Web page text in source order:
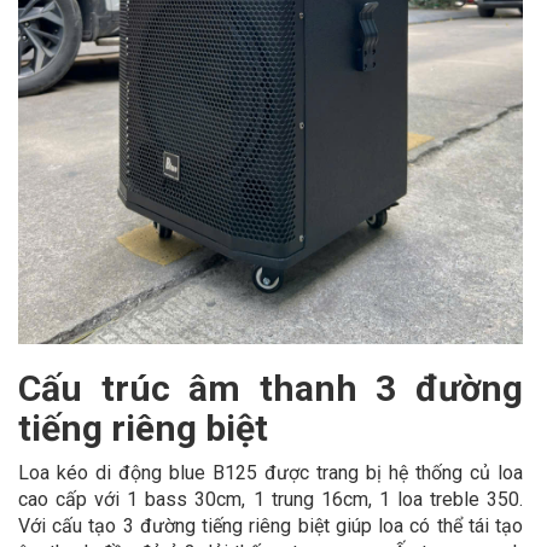
Cấu trúc âm thanh 3 đường
tiếng riêng biệt
Loa kéo di động blue B125 được trang bị hệ thống củ loa
cao cấp với 1 bass 30cm, 1 trung 16cm, 1 loa treble 350.
Với cấu tạo 3 đường tiếng riêng biệt giúp loa có thể tái tạo